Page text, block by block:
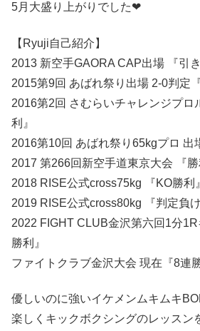
5月大盛り上がりでした❤︎
【Ryuji‍自己紹介】
2013 新空手GAORA CAP出場 『引き
2015第9回 あばれ祭り出場 2-0判定『
2016第2回 さむらいチャレンジプロ
利』
2016第10回 あばれ祭り65kgプロ 出
2017 第266回新空手道東京大会 『勝
2018 RISE公式cross75kg 『KO勝利』
2019 RISE公式cross80kg 『判定負け
2022 FIGHT CLUB金沢第六回1分
勝利』
ファイトクラブ金沢大会 現在『8連
優しいのに強いイケメンムキムキ
楽しくキックボクシングのレッスン